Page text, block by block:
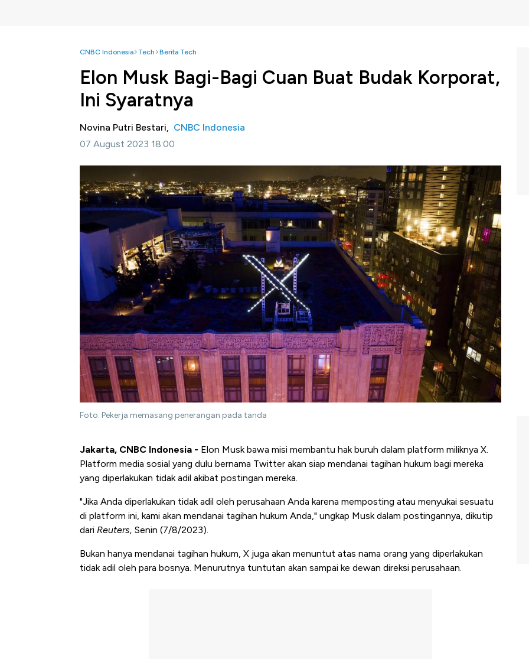
CNBC Indonesia Tech Berita Tech
Elon Musk Bagi-Bagi Cuan Buat Budak Korporat,
Ini Syaratnya
Novina Putri Bestari, CNBC Indonesia
07 August 2023 18:00
Foto: Pekerja memasang penerangan pada tanda
Jakarta, CNBC Indonesia - Elon Musk bawa misi membantu hak buruh dalam platform miliknya X.
Platform media sosial yang dulu bernama Twitter akan siap mendanai tagihan hukum bagi mereka
yang diperlakukan tidak adil akibat postingan mereka.
"Jika Anda diperlakukan tidak adil oleh perusahaan Anda karena memposting atau menyukai sesuatu
di platform ini, kami akan mendanai tagihan hukum Anda," ungkap Musk dalam postingannya, dikutip
dari Reuters, Senin (7/8/2023).
Bukan hanya mendanai tagihan hukum, X juga akan menuntut atas nama orang yang diperlakukan
tidak adil oleh para bosnya. Menurutnya tuntutan akan sampai ke dewan direksi perusahaan.